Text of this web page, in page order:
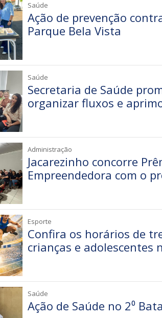
Saúde
Ação de prevenção
Parque Bela Vista
Saúde
Secretaria de Saúde
organizar fluxos e
Administração
Jacarezinho concorre
Empreendedora com o
Esporte
Confira os horários de
crianças e adolescentes
Saúde
Ação de Saúde no 2⁰